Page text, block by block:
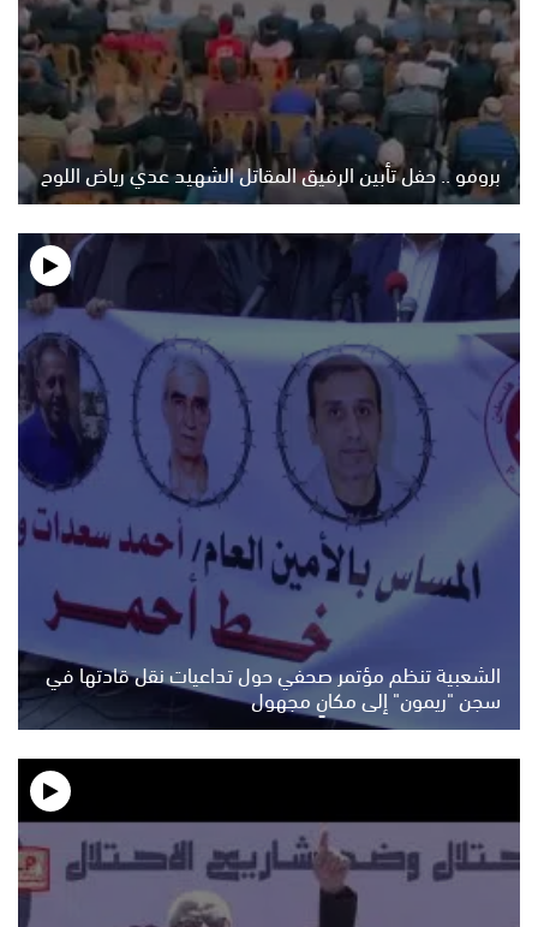
برومو .. حفل تأبين الرفيق المقاتل الشهيد عدي رياض اللوح
الشعبية تنظم مؤتمر صحفي حول تداعيات نقل قادتها في
سجن "ريمون" إلى مكانٍ مجهول